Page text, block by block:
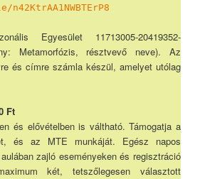
Egyesület 11713005-20419352-
Metamorfózis, résztvevő neve). Az
és címre számla készül, amelyet utólag
Ft
és elővételben is váltható. Támogatja a
és az MTE munkáját. Egész napos
zajló eseményeken és regisztráció
két, tetszőlegesen választott